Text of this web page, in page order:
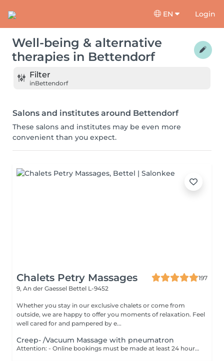
EN Login
Well-being & alternative
therapies in Bettendorf
Filter
inBettendorf
Salons and institutes around Bettendorf
These salons and institutes may be even more
convenient than you expect.
Chalets Petry Massages
197
9, An der Gaessel Bettel L-9452
Whether you stay in our exclusive chalets or come from
outside, we are happy to offer you moments of relaxation. Feel
well cared for and pampered by e...
Creep- /Vacuum Massage with pneumatron
Attention: - Online bookings must be made at least 24 hours in advance. - If you would like to book a massage at short notice (less than 24 hours in advance), please call +49 173 390 20 62. - If you have to cancel the massage, we kindly ask you to do so at least 24 hours in advance, otherwise we will have to charge 70% of the price of the massage. - Employees and times can be adjusted if necessary, after consultation with you. Your body is massaged with a skin-friendly alkaline oil, the muscles relaxes and blockages are released. Then parts of the body are treated with a vacuum massage technique. This stimulates the body parts with a pulsating negative pressure to deacidify and excrete toxins.